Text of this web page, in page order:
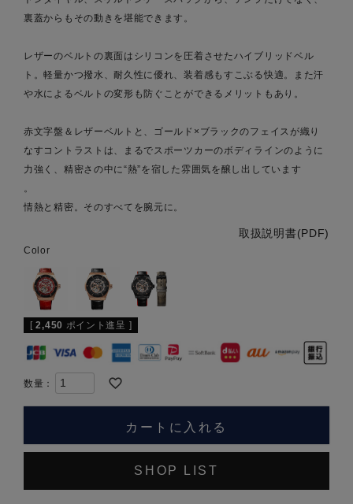
裏蓋からもその動きを堪能できます。
レザーのベルトの裏面はシリコンを圧着させたハイブリッドベル
ト。軽量かつ撥水、耐久性に優れ、装着感もすこぶる快適。また汗
や水によるベルトの変形も防ぐことができるメリットもあり。
赤文字盤＆レザーベルトと、ゴールド×ブラックのフェイスが織り
なすコントラストは、まるでスポーツカーのボディラインのように
力強く、精密さの中に“熱”を宿した雰囲気を醸し出しています
。
情熱と精密。そのすべてを腕元に。
取扱説明書(PDF)
Color
[ 2,450 ポイント進呈 ]
カートに入れる
SHOP LIST